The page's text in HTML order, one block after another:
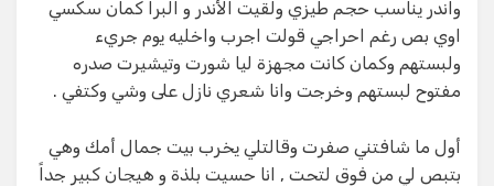
واندر يناسب حجم طيزي ولقيت الأندر و البرا كمان سكسي
اوي بص رغم احراجي قولت اجرب واخليه يوم جريء
ولبستهم وكمان كانت مجهزة ليا شورت وتيشيرت صدره
مفتوح لبستهم وخرجت وانا شعري نازل على وشي وكتفي .
أول ما شافتني صفرت وقالتلي يخرب بيت جمال أمك وهي
بتبص لي من فوق لتحت , انا حسيت بلذة و هيجان كبير جداً